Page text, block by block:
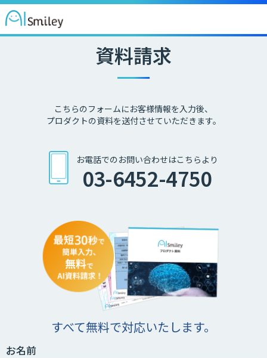
資料請求
こちらのフォームにお客様情報を入力後、
プロダクトの資料を送付させていただきます。
お電話でのお問い合わせはこちらより
03-6452-4750
すべて無料で対応いたします。
お名前